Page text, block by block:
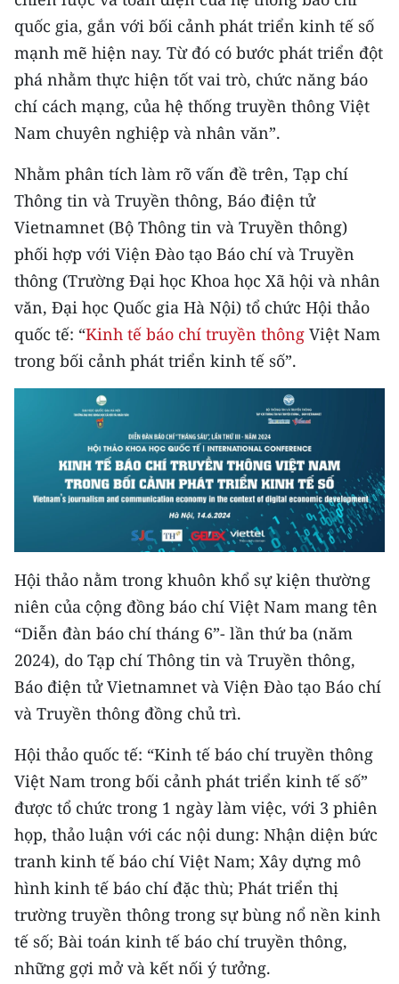
Media Khoa học - Công nghệ
Media Môi trường
Ảnh
Infographic
TIN MỚI
TIN ĐỊA PHƯƠNG
Trung du và miền núi phía Bắc
Đồng bằng sông Hồng
Bắc Trung Bộ
Duyên hải Nam Trung Bộ và Tây
Đông Nam Bộ
Đồng bằng sông Cửu Long
Chuyên trang Hà Nội
Chuyên trang TP. Hồ Chí Minh
CHUYÊN ĐỀ
CÁC CHUYÊN TRANG
VỀ BÁO NHÂN DÂN
THỜI NAY
NHÂN DÂN CUỐI TUẦN
NHÂN DÂN HẰNG THÁNG
MUA BÁO
ĐỌC BÁO IN
quốc gia, gắn với bối cảnh phát triển kinh tế số
mạnh mẽ hiện nay. Từ đó có bước phát triển đột
phá nhằm thực hiện tốt vai trò, chức năng báo
chí cách mạng, của hệ thống truyền thông Việt
Nam chuyên nghiệp và nhân văn”.
Nhằm phân tích làm rõ vấn đề trên, Tạp chí
Thông tin và Truyền thông, Báo điện tử
Vietnamnet (Bộ Thông tin và Truyền thông)
phối hợp với Viện Đào tạo Báo chí và Truyền
thông (Trường Đại học Khoa học Xã hội và nhân
văn, Đại học Quốc gia Hà Nội) tổ chức Hội thảo
quốc tế: “Kinh tế báo chí truyền thông Việt Nam
trong bối cảnh phát triển kinh tế số”.
Hội thảo nằm trong khuôn khổ sự kiện thường
niên của cộng đồng báo chí Việt Nam mang tên
“Diễn đàn báo chí tháng 6”- lần thứ ba (năm
2024), do Tạp chí Thông tin và Truyền thông,
Báo điện tử Vietnamnet và Viện Đào tạo Báo chí
và Truyền thông đồng chủ trì.
Hội thảo quốc tế: “Kinh tế báo chí truyền thông
Việt Nam trong bối cảnh phát triển kinh tế số”
được tổ chức trong 1 ngày làm việc, với 3 phiên
họp, thảo luận với các nội dung: Nhận diện bức
tranh kinh tế báo chí Việt Nam; Xây dựng mô
hình kinh tế báo chí đặc thù; Phát triển thị
trường truyền thông trong sự bùng nổ nền kinh
tế số; Bài toán kinh tế báo chí truyền thông,
những gợi mở và kết nối ý tưởng.